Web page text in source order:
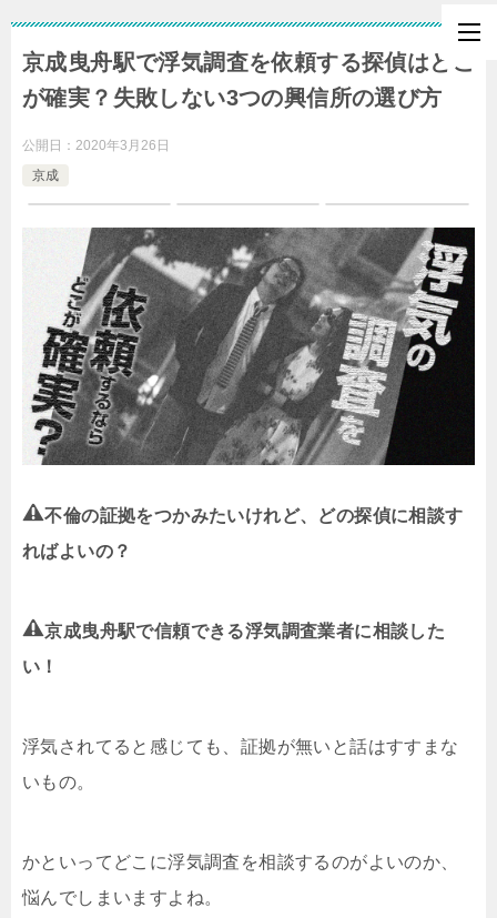
京成曳舟駅で浮気調査を依頼する探偵はどこ
が確実？失敗しない3つの興信所の選び方
公開日： 2020年3月26日
京成
不倫の証拠をつかみたいけれど、どの探偵に相談す
ればよいの？
京成曳舟駅で信頼できる浮気調査業者に相談した
い！
浮気されてると感じても、証拠が無いと話はすすまな
いもの。
かといってどこに浮気調査を相談するのがよいのか、
悩んでしまいますよね。